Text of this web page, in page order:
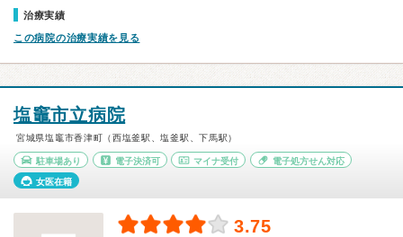
治療実績
この病院の治療実績を見る
塩竈市立病院
宮城県塩竈市香津町（西塩釜駅、塩釜駅、下馬駅）
駐車場あり 電子決済可 マイナ受付 電子処方せん対応
女医在籍
3.75